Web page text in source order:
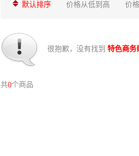
默认排序 价格从低到高 价
很抱歉，没有找到 特色商
共0个商品